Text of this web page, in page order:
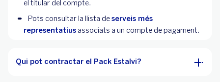
el titular del compte.
Pots consultar la llista deserveis més
representatius associats a un compte de pagament.
Qui pot contractar el Pack Estalvi?